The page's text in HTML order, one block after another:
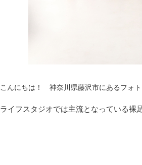
こんにちは！ 神奈川県藤沢市にあるフォ
ライフスタジオでは主流となっている裸